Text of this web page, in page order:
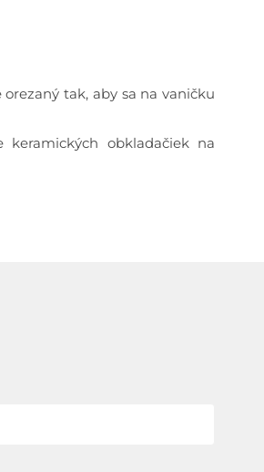
tak, aby sa na vaničku
obkladačiek na